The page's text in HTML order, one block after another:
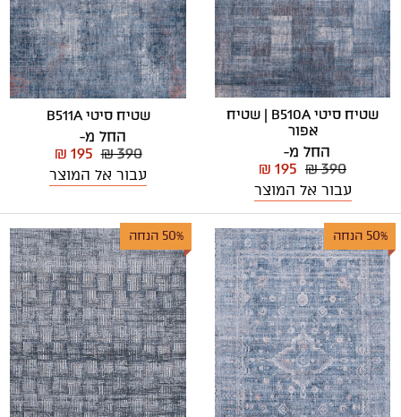
שטיח סיטי B510A | שטיח
אפור
החל מ-
₪ 390
₪ 195
עבור אל המוצר
שטיח סיטי B511A
החל מ-
₪ 390
₪ 195
עבור אל המוצר
50% הנחה 50% הנחה